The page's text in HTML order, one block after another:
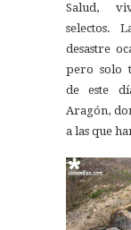
Salud,
selectos.
desastre
pero solo
de este
Aragón,
a las que